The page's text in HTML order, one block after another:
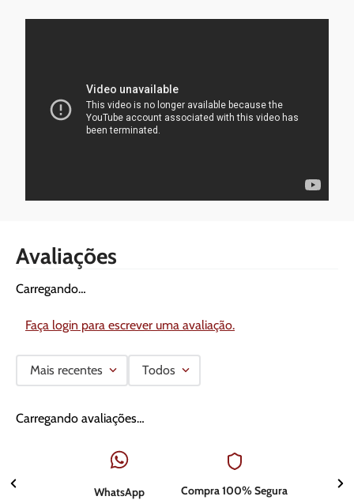
Avaliações
Carregando…
Faça login para escrever uma avaliação.
Mais recentes Todos
Carregando avaliações…
WhatsApp Compra 100% Segura